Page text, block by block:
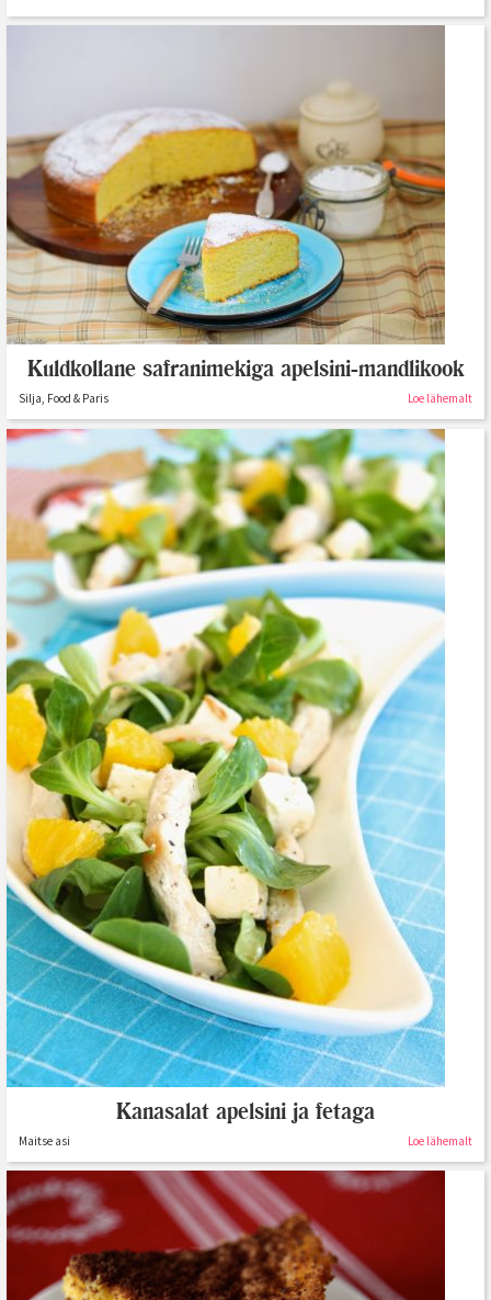
Kuldkollane safranimekiga apelsini-mandlikook
Silja, Food & Paris Loe lähemalt
Kanasalat apelsini ja fetaga
Maitse asi Loe lähemalt